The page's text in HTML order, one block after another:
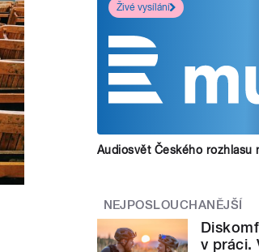
Živé vysílání
Audiosvět Českého rozhlasu
NEJPOSLOUCHANĚJŠÍ
v práci.